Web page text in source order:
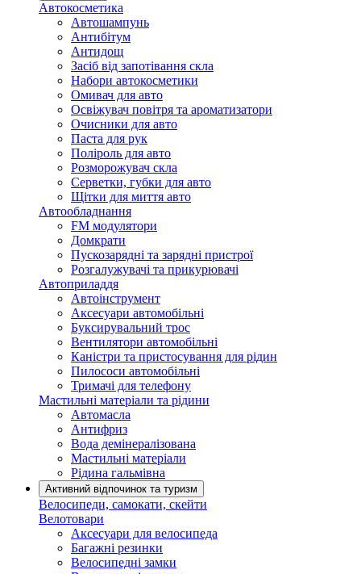
Автокосметика
Автошампунь
Антибітум
Антидощ
Засіб від запотівання скла
Набори автокосметики
Омивач для авто
Освіжувач повітря та ароматизатори
Очисники для авто
Паста для рук
Поліроль для авто
Розморожувач скла
Серветки, губки для авто
Щітки для миття авто
Автообладнання
FM модулятори
Домкрати
Пускозарядні та зарядні пристрої
Розгалужувачі та прикурювачі
Автоприладдя
Автоінструмент
Аксесуари автомобільні
Буксирувальний трос
Вентилятори автомобільні
Каністри та пристосування для рідин
Пилососи автомобільні
Тримачі для телефону
Мастильні матеріали та рідини
Автомасла
Антифриз
Вода демінералізована
Мастильні матеріали
Рідина гальмівна
Активний відпочинок та туризм
Велосипеди, самокати, скейти
Велотовари
Аксесуари для велосипеда
Багажні резинки
Велосипедні замки